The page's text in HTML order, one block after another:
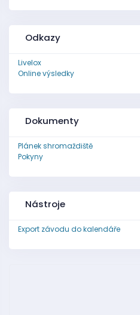
Odkazy
Livelox
Online výsledky
Dokumenty
Plánek shromaždiště
Pokyny
Nástroje
Export závodu do kalendáře